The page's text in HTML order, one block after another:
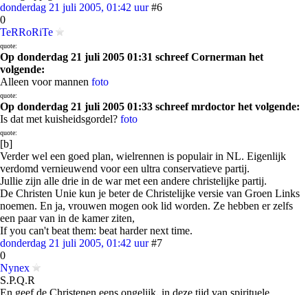
donderdag 21 juli 2005, 01:42 uur #6
0
TeRRoRiTe
quote:
Op donderdag 21 juli 2005 01:31 schreef Cornerman het
volgende:
Alleen voor mannen foto
quote:
Op donderdag 21 juli 2005 01:33 schreef mrdoctor het volgende:
Is dat met kuisheidsgordel? foto
quote:
[b]
Verder wel een goed plan, wielrennen is populair in NL. Eigenlijk
verdomd vernieuwend voor een ultra conservatieve partij.
Jullie zijn alle drie in de war met een andere christelijke partij.
De Christen Unie kun je beter de Christelijke versie van Groen Links
noemen. En ja, vrouwen mogen ook lid worden. Ze hebben er zelfs
een paar van in de kamer ziten,
If you can't beat them: beat harder next time.
donderdag 21 juli 2005, 01:42 uur #7
0
Nynex
S.P.Q.R
En geef de Christenen eens ongelijk, in deze tijd van spirituele